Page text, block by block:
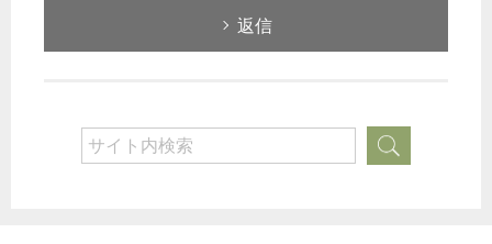
返信
選択してください
企業法務
経営の知恵